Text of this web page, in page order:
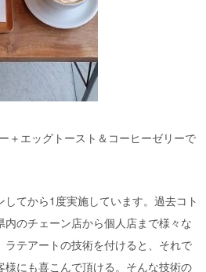
エッグトースト＆コーヒーゼリーで
てから1度実施しています。過去コト
のチェーン店から個人店まで様々な
テアートの技術を付けると、それで
様にも喜こんで頂ける。そんな技術の